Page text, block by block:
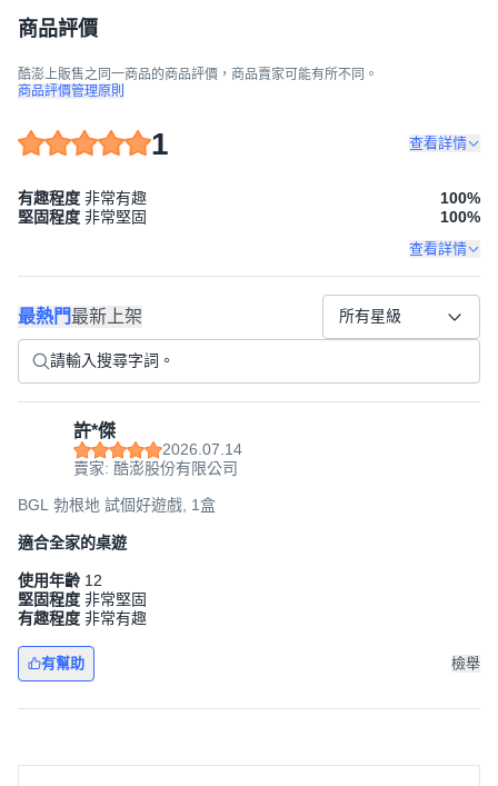
商品評價
酷澎上販售之同一商品的商品評價，商品賣家可能有所不同。
商品評價管理原則
1 查看詳情
有趣程度 非常有趣 100%
堅固程度 非常堅固 100%
查看詳情
最熱門最新上架 所有星級
許*傑
2026.07.14
賣家: 酷澎股份有限公司
BGL 勃根地 試個好遊戲, 1盒
適合全家的桌遊
使用年齡 12
堅固程度 非常堅固
有趣程度 非常有趣
有幫助 檢舉